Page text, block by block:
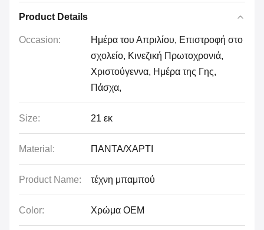
Product Details
Occasion:
Ημέρα του Απριλίου, Επιστροφή στο
σχολείο, Κινεζική Πρωτοχρονιά,
Χριστούγεννα, Ημέρα της Γης,
Πάσχα,
Size: 21 εκ
Material: ΠΑΝΤΑ/ΧΑΡΤΙ
Product Name: τέχνη μπαμπού
Color: Χρώμα OEM